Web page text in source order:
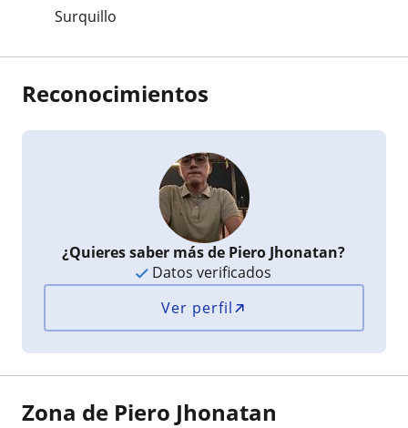
Surquillo
Reconocimientos
¿Quieres saber más de Piero Jhonatan?
Datos verificados
Ver perfil
Zona de Piero Jhonatan